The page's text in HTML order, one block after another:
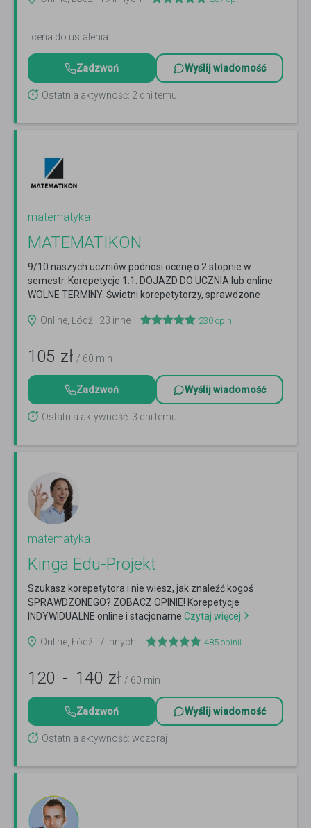
cena do ustalenia
Zadzwoń Wyślij wiadomość
Ostatnia aktywność: 2 dni temu
matematyka
MATEMATIKON
9/10 naszych uczniów podnosi ocenę o 2 stopnie w
semestr. Korepetycje 1:1. DOJAZD DO UCZNIA lub online.
WOLNE TERMINY. Świetni korepetytorzy, sprawdzone
Online, Łódź i 23 inne
230 opinii
105 zł / 60 min
Zadzwoń Wyślij wiadomość
Ostatnia aktywność: 3 dni temu
matematyka
Kinga Edu-Projekt
Szukasz korepetytora i nie wiesz, jak znaleźć kogoś
SPRAWDZONEGO? ZOBACZ OPINIE! Korepetycje
INDYWIDUALNE online i stacjonarne Czytaj więcej
Online, Łódź i 7 innych 485 opinii
120 - 140 zł / 60 min
Zadzwoń Wyślij wiadomość
Ostatnia aktywność: wczoraj